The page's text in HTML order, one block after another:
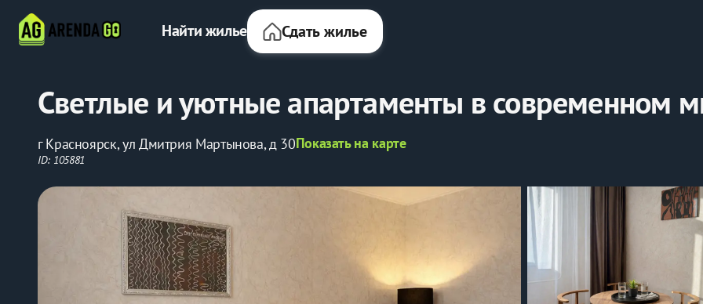
Найти жилье Сдать жилье
Светлые и уютные апартаменты в современном
г Красноярск, ул Дмитрия Мартынова, д 30Показать на карте
ID: 105881